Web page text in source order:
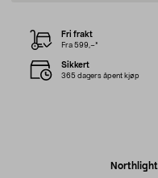
Northlight
Fri frakt
Fra 599,–*
Sikkert
365 dagers åpent kjøp